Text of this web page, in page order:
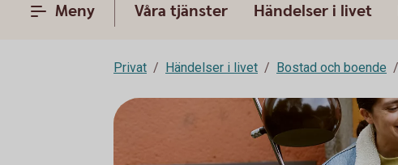
Meny Våra tjänster Händelser i livet
Privat Händelser i livet Bostad och boende